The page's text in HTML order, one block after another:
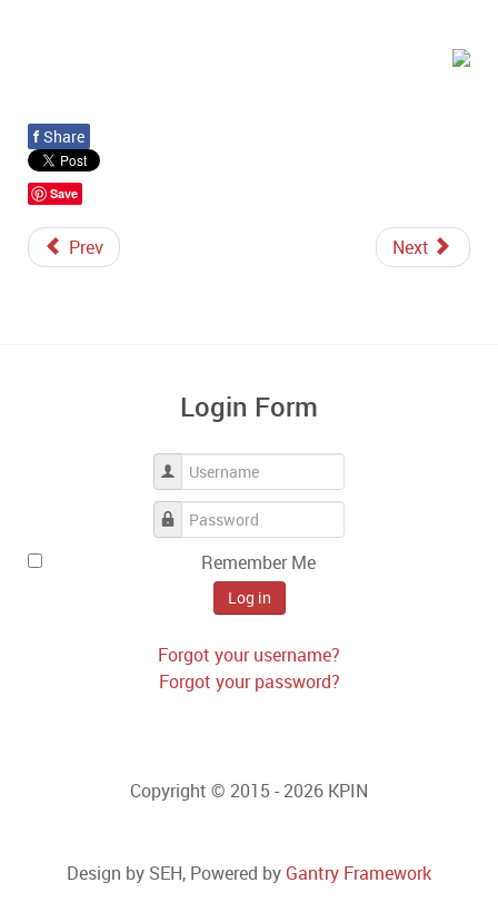
f Share
Save
Prev Next
Login Form
Username
Password
Remember Me
Log in
Forgot your username?
Forgot your password?
Copyright © 2015 - 2026 KPIN
Design by SEH, Powered by Gantry Framework